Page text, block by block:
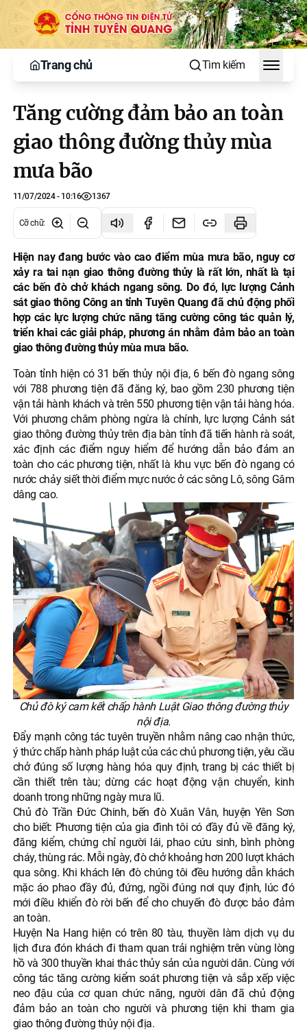
Trang chủ Tìm kiếm
Toggle
Tăng cường đảm bảo an toàn
giao thông đường thủy mùa
mưa bão
11/07/2024 - 10:16 1367
Cỡ chữ:
Hiện nay đang bước vào cao điểm mùa mưa bão, nguy cơ
xảy ra tai nạn giao thông đường thủy là rất lớn, nhất là tại
các bến đò chở khách ngang sông. Do đó, lực lượng Cảnh
sát giao thông Công an tỉnh Tuyên Quang đã chủ động phối
hợp các lực lượng chức năng tăng cường công tác quản lý,
triển khai các giải pháp, phương án nhằm đảm bảo an toàn
giao thông đường thủy mùa mưa bão.
Toàn tỉnh hiện có 31 bến thủy nội địa, 6 bến đò ngang sông
với 788 phương tiện đã đăng ký, bao gồm 230 phương tiện
vận tải hành khách và trên 550 phương tiện vận tải hàng hóa.
Với phương châm phòng ngừa là chính, lực lượng Cảnh sát
giao thông đường thủy trên địa bàn tỉnh đã tiến hành rà soát,
xác định các điểm nguy hiểm để hướng dẫn bảo đảm an
toàn cho các phương tiện, nhất là khu vực bến đò ngang có
nước chảy siết thời điểm mực nước ở các sông Lô, sông Gâm
dâng cao.
Chủ đò ký cam kết chấp hành Luật Giao thông đường thủy
nội địa.
Đẩy mạnh công tác tuyên truyền nhằm nâng cao nhận thức,
ý thức chấp hành pháp luật của các chủ phương tiện, yêu cầu
chở đúng số lượng hàng hóa quy định, trang bị các thiết bị
cần thiết trên tàu; dừng các hoạt động vận chuyển, kinh
doanh trong những ngày mưa lũ.
Chủ đò Trần Đức Chinh, bến đò Xuân Vân, huyện Yên Sơn
cho biết: Phương tiện của gia đình tôi có đầy đủ về đăng ký,
đăng kiểm, chứng chỉ người lái, phao cứu sinh, bình phòng
cháy, thùng rác. Mỗi ngày, đò chở khoảng hơn 200 lượt khách
qua sông. Khi khách lên đò chúng tôi đều hướng dẫn khách
mặc áo phao đầy đủ, đứng, ngồi đúng nơi quy định, lúc đó
mới điều khiển đò rời bến để cho chuyến đò được bảo đảm
an toàn.
Huyện Na Hang hiện có trên 80 tàu, thuyền làm dịch vụ du
lịch đưa đón khách đi tham quan trải nghiệm trên vùng lòng
hồ và 300 thuyền khai thác thủy sản của người dân. Cùng với
công tác tăng cường kiểm soát phương tiện và sắp xếp việc
neo đậu của cơ quan chức năng, người dân đã chủ động
đảm bảo an toàn cho người và phương tiện khi tham gia
giao thông đường thủy nội địa.